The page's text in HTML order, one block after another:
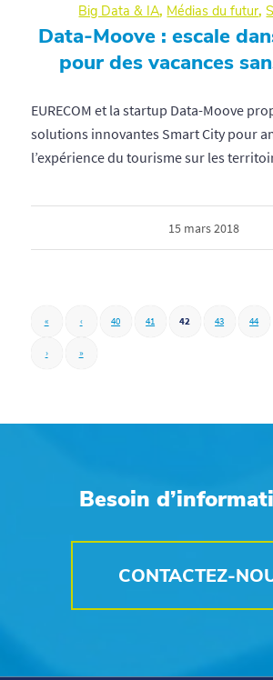
Big Data & IA, Médias du futur,
Data-Moove : escale
pour des vacances
EURECOM et la startup Data-Moove
solutions innovantes Smart City pour
l’expérience du tourisme sur les
15 mars 2018
« ‹ 40 41 42 43 44
› »
Besoin
CONTACTEZ-